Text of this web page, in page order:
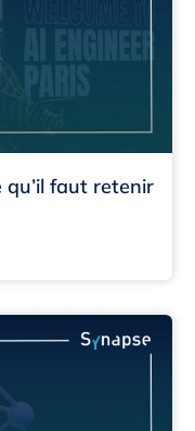
qu’il faut retenir